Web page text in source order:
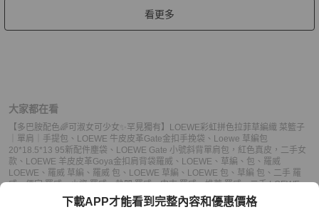
看更多
大家都在看
【多巴胺配色🌈可淑女可少女✨罕見獨有】LOEWE彩虹拼色拉菲草編織 菜籃子
｜單肩｜手提包 、 LOEWE 牛皮皮革Gate金扣手挽袋 、 Loewe 草編包
20*18.5*13 95新配件塵袋 、 LOEWE Gate 小號斜背單肩包，紅色真皮，二手女
款 、 LOEWE 羊皮皮革Goya金扣肩背袋羅威 、 LOEWE 、 草編 、 包 、 羅威
LOEWE 、 羅威 草編 、 羅威 包 、 LOEWE 草編 、 LOEWE 包 、 草編 包 、 二手 羅
威、便宜 羅威、小資 羅威、熱門 羅威、中古 羅威、推薦 羅威、二手 LOEWE、
、小資 LOEWE、熱門 LOEWE、中古 LOEWE、推薦 LOEWE
、 小資 包 、 熱門 包、中古 包、推薦 包
下載APP才能看到完整內容和優惠價格